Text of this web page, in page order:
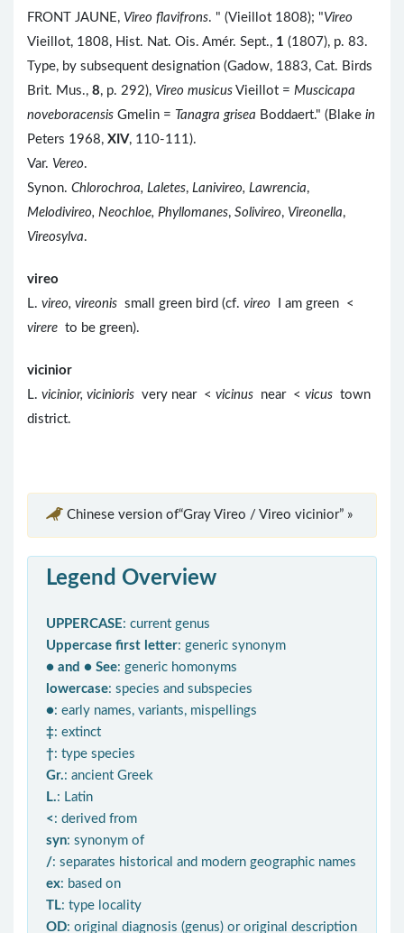
FRONT JAUNE, Vireo flavifrons. " (Vieillot 1808); "Vireo
Vieillot, 1808, Hist. Nat. Ois. Amér. Sept., 1 (1807), p. 83.
Type, by subsequent designation (Gadow, 1883, Cat. Birds
Brit. Mus., 8, p. 292), Vireo musicus Vieillot = Muscicapa
noveboracensis Gmelin = Tanagra grisea Boddaert." (Blake in
Peters 1968, XIV, 110-111).
Var. Vereo.
Synon. Chlorochroa, Laletes, Lanivireo, Lawrencia,
Melodivireo, Neochloe, Phyllomanes, Solivireo, Vireonella,
Vireosylva.
vireo
L. vireo, vireonis small green bird (cf. vireo
I am green <
virere to be green).
vicinior
L. vicinior, vicinioris very near < vicinus near < vicus town
district.
Chinese version of“Gray Vireo / Vireo vicinior” »
Legend Overview
UPPERCASE: current genus
Uppercase first letter: generic synonym
● and ● See: generic homonyms
lowercase: species and subspecies
●: early names, variants, mispellings
‡: extinct
†: type species
Gr.: ancient Greek
L.: Latin
< : derived from
syn: synonym of
/: separates historical and modern geographic names
ex: based on
TL: type locality
OD: original diagnosis (genus) or original description